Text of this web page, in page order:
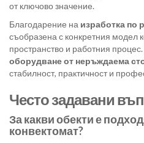
от ключово значение.
Благодарение на изработка по
съобразена с конкретния модел
пространство и работния
оборудване от неръждаема
стабилност, практичност и
Често задавани
За какви обекти е
конвектомат?